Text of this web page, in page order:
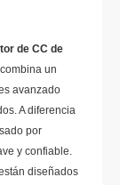
de CC de
un
avanzado
A diferencia
por
y confiable.
diseñados